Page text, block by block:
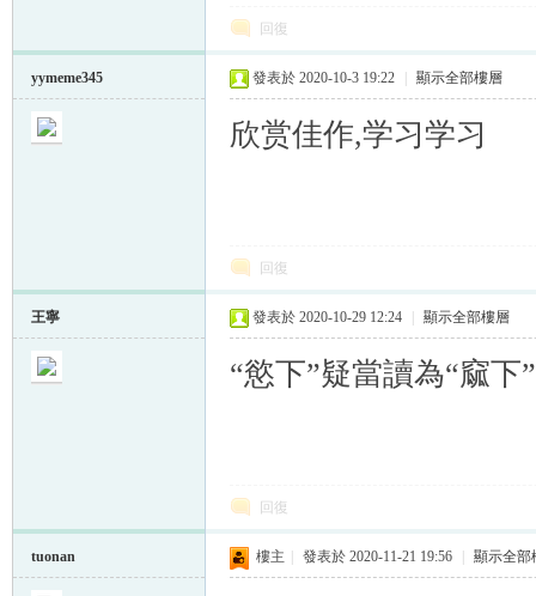
回復
yymeme345 發表於 2020-10-3 19:22 顯示全部樓層
欣赏佳作,学习学习
回復
王寧 發表於 2020-10-29 12:24 顯示全部樓層
“慾下”疑當讀為“窳下
回復
tuonan 樓主 發表於 2020-11-21 19:56 顯示全部